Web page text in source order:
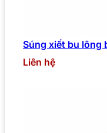
Súng xiết bu lông
Liên hệ